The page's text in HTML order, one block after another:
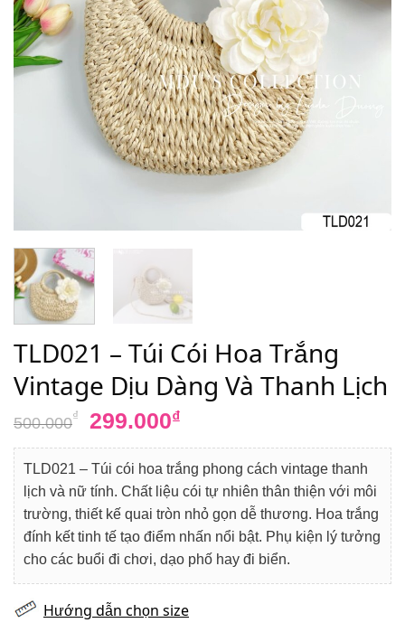
TLD021 – Túi Cói Hoa Trắng
Vintage Dịu Dàng Và Thanh Lịch
500.000₫
Giá
là:
500.000₫.
299.000₫
tại
là:
299.000₫.
TLD021 – Túi cói hoa trắng phong cách vintage thanh
lịch và nữ tính. Chất liệu cói tự nhiên thân thiện với môi
trường, thiết kế quai tròn nhỏ gọn dễ thương. Hoa trắng
đính kết tinh tế tạo điểm nhấn nổi bật. Phụ kiện lý tưởng
cho các buổi đi chơi, dạo phố hay đi biển.
Hướng dẫn chọn size